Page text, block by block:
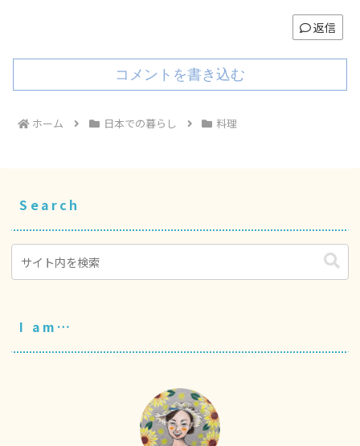
返信
コメントを書き込む
ホーム 日本での暮らし 料理
Search
I am…